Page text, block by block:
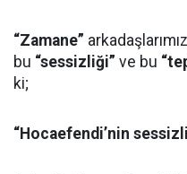
“Zamane”
bu “sessizliği” ve bu
ki;
“Hocaefendi’nin